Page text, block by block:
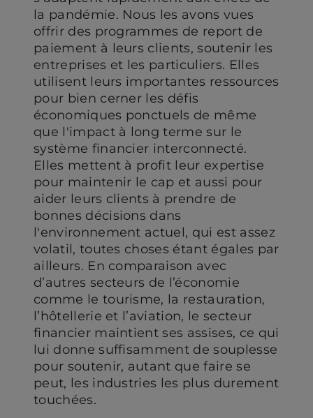
la pandémie. Nous les avons vues
offrir des programmes de report de
paiement à leurs clients, soutenir les
entreprises et les particuliers. Elles
utilisent leurs importantes ressources
pour bien cerner les défis
économiques ponctuels de même
que l'impact à long terme sur le
système financier interconnecté.
Elles mettent à profit leur expertise
pour maintenir le cap et aussi pour
aider leurs clients à prendre de
bonnes décisions dans
l'environnement actuel, qui est assez
volatil, toutes choses étant égales par
ailleurs. En comparaison avec
d’autres secteurs de l’économie
comme le tourisme, la restauration,
l’hôtellerie et l’aviation, le secteur
financier maintient ses assises, ce qui
lui donne suffisamment de souplesse
pour soutenir, autant que faire se
peut, les industries les plus durement
touchées.